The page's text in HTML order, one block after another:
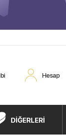
Hesap
DİĞERLERİ